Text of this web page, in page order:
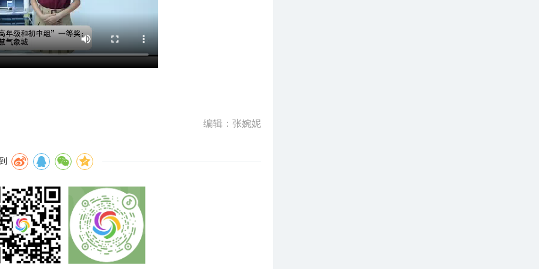
编辑：张婉妮